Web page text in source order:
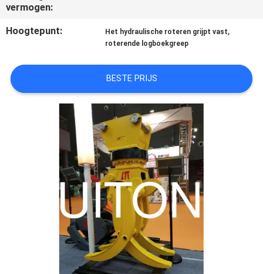
VRAAG
EEN
OFFERTE
SITEMAP
PRIVACYBELEID
vermogen:
Hoogtepunt: Het hydraulische roteren grijpt vast,
roterende logboekgreep
BESTE PRIJS